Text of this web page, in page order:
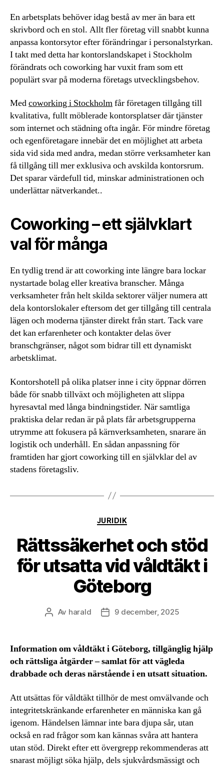
En arbetsplats behöver idag bestå av mer än bara ett
skrivbord och en stol. Allt fler företag vill snabbt kunna
anpassa kontorsytor efter förändringar i personalstyrkan.
I takt med detta har kontorslandskapet i Stockholm
förändrats och coworking har vuxit fram som ett
populärt svar på moderna företags utvecklingsbehov.
Medcoworking i Stockholmfår företagen tillgång till
kvalitativa, fullt möblerade kontorsplatser där tjänster
som internet och städning ofta ingår. För mindre företag
och egenföretagare innebär det en möjlighet att arbeta
sida vid sida med andra, medan större verksamheter kan
få tillgång till mer exklusiva och avskilda kontorsrum.
Det sparar värdefull tid, minskar administrationen och
underlättar nätverkandet..
Coworking – ett självklart
val för många
En tydlig trend är att coworking inte längre bara lockar
nystartade bolag eller kreativa branscher. Många
verksamheter från helt skilda sektorer väljer numera att
dela kontorslokaler eftersom det ger tillgång till centrala
lägen och moderna tjänster direkt från start. Tack vare
det kan erfarenheter och kontakter delas över
branschgränser, något som bidrar till ett dynamiskt
arbetsklimat.
Kontorshotell på olika platser inne i city öppnar dörren
både för snabb tillväxt och möjligheten att slippa
hyresavtal med långa bindningstider. När samtliga
praktiska delar redan är på plats får arbetsgrupperna
utrymme att fokusera på kärnverksamheten, snarare än
logistik och underhåll. En sådan anpassning för
framtiden har gjort coworking till en självklar del av
stadens företagsliv.
Kategorier
JURIDIK
Rättssäkerhet och stöd
för utsatta vid våldtäkt i
Göteborg
Inläggsförfattare
Av harald Inläggsdatum
9 december, 2025
Information om våldtäkt i Göteborg, tillgänglig hjälp
och rättsliga åtgärder – samlat för att vägleda
drabbade och deras närstående i en utsatt situation.
Att utsättas för våldtäkt tillhör de mest omvälvande och
integritetskränkande erfarenheter en människa kan gå
igenom. Händelsen lämnar inte bara djupa sår, utan
också en rad frågor som kan kännas svåra att hantera
utan stöd. Direkt efter ett övergrepp rekommenderas att
snarast möjligt söka hjälp, dels sjukvårdsmässigt och